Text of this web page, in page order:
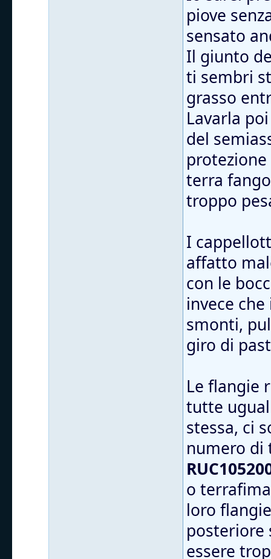
piove
sensato
Il giunto
ti sembri
grasso
Lavarla
del
terra
troppo
I
affatto
con le
invece
smonti,
giro di
Le flangie
tutte
stessa, ci
numero
o
loro
posteriore
essere